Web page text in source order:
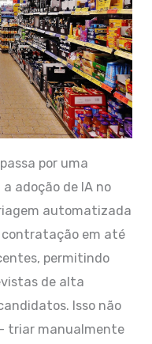
por uma
adoção de IA no
automatizada
contratação em até
permitindo
de alta
Isso não
triar manualmente